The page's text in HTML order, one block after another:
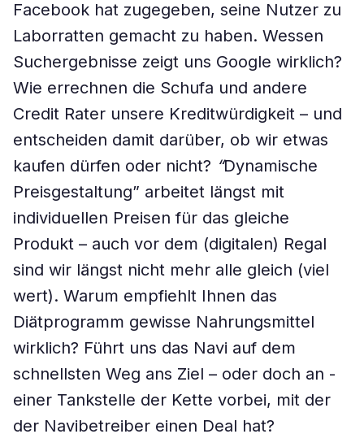
Facebook hat zugegeben, seine Nutzer zu
Laborratten gemacht zu haben. Wessen
Suchergebnisse zeigt uns Google wirklich?
Wie errechnen die Schufa und ­andere
Credit Rater unsere Kreditwürdigkeit – und
entscheiden damit darüber, ob wir etwas
kaufen dürfen oder nicht? “Dynamische
Preisgestaltung” arbeitet längst mit
individuellen Preisen für das gleiche
Produkt – auch vor dem (digitalen) Regal
sind wir längst nicht mehr alle gleich (viel
wert). Warum empfiehlt Ihnen das
Diätprogramm gewisse Nahrungsmittel
wirklich? Führt uns das Navi auf dem
schnellsten Weg ans Ziel – oder doch an ­
einer Tankstelle der Kette vorbei, mit der
der Navibetreiber einen Deal hat?